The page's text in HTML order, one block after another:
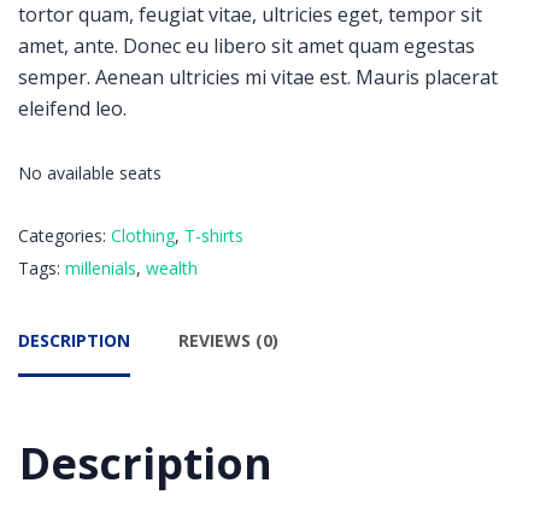
tortor quam, feugiat vitae, ultricies eget, tempor sit
amet, ante. Donec eu libero sit amet quam egestas
semper. Aenean ultricies mi vitae est. Mauris placerat
eleifend leo.
No available seats
Categories: Clothing, T-shirts
Tags: millenials, wealth
DESCRIPTION REVIEWS (0)
Description